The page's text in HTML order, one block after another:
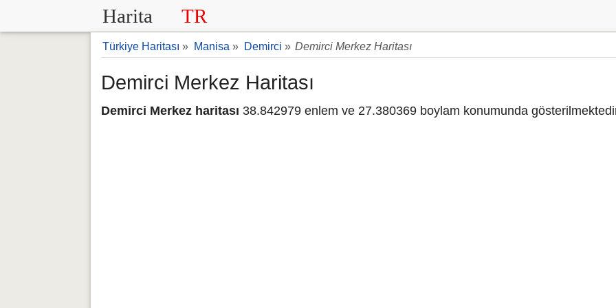
Harita TR
Türkiye Haritası » Manisa » Demirci » Demirci Merkez Haritası
Demirci Merkez Haritası
Demirci Merkez haritası 38.842979 enlem ve 27.380369 boylam konumunda